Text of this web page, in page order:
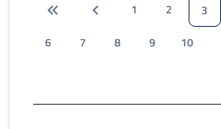
1 2 3
6
7 8 9 10